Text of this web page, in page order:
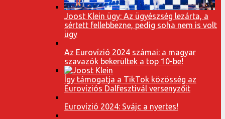
Joost Klein ügy: Az ügyészség lezárta, a
sértett fellebbezne, pedig soha nem is volt
ügy
Az Eurovízió 2024 számai: a magyar
szavazók bekerültek a top 10-be!
Így támogatja a TikTok közösség az
Eurovíziós Dalfesztivál versenyzőit
Eurovízió 2024: Svájc a nyertes!